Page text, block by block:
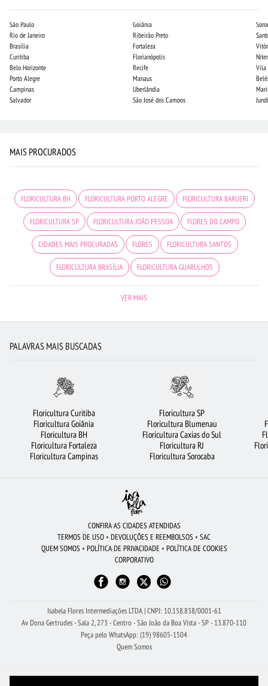
São Paulo
Rio de Janeiro
Brasília
Curitiba
Belo Horizonte
Porto Alegre
Campinas
Salvador
Goiânia
Ribeirão Preto
Fortaleza
Florianópolis
Recife
Manaus
Uberlândia
São José dos Campos
Vila
MAIS PROCURADOS
FLORICULTURA BH FLORICULTURA PORTO ALEGRE FLORICULTURA BARUERI
FLORICULTURA SP FLORICULTURA JOÃO PESSOA FLORES DO CAMPO
CIDADES MAIS PROCURADAS FLORES FLORICULTURA SANTOS
FLORICULTURA BRASÍLIA FLORICULTURA GUARULHOS
FLORICULTURA FORTALEZA FLORICULTURA RECIFE
FLORES BRANCAS FLORICULTURA RJ ARRANJO DE FLORES
BUQUÊS DE FLORES ROSAS AMARELAS LÍRIO ROSAS VERMELHAS
COROA DE FLORES
ROSAS
FLORICULTURA CURITIBA BUQUÊ DE 20 ROSAS VERMELHAS
FLORICULTURA SÃO BERNARDO DO CAMPO
FLORICULTURA RIBEIRÃO PRETO FLORICULTURA OSASCO
FLORICULTURA UBERLÂNDIA
VER MAIS
PALAVRAS MAIS BUSCADAS
Floricultura Curitiba
Floricultura Goiânia
Floricultura BH
Floricultura Fortaleza
Floricultura Campinas
Floricultura SP
Floricultura Blumenau
Floricultura Caxias do Sul
Floricultura RJ
Floricultura Sorocaba
CONFIRA AS CIDADES ATENDIDAS
TERMOS DE USO • DEVOLUÇÕES E REEMBOLSOS • SAC
QUEM SOMOS • POLÍTICA DE PRIVACIDADE • POLÍTICA DE COOKIES
CORPORATIVO
Isabela Flores Intermediações LTDA | CNPJ: 10.158.838/0001-61
Av Dona Gertrudes - Sala 2, 273 - Centro - São João da Boa Vista - SP - 13.870-110
Peça pelo WhatsApp: (19) 98605-1504
Quem Somos